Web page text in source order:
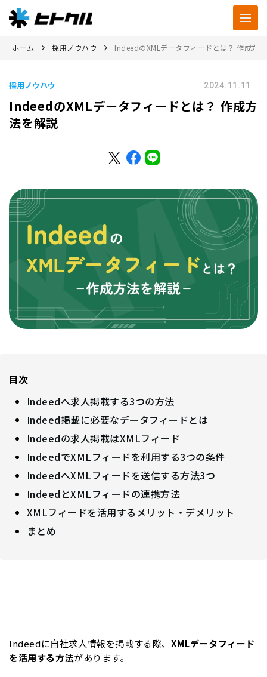
ホーム 採用ノウハウ IndeedのXMLデータフィードとは？ 作成方
採用ノウハウ 2024.11.11
IndeedのXMLデータフィードとは？ 作成方
法を解説
目次
Indeedへ求人掲載する3つの方法
Indeed掲載に必要なデータフィードとは
Indeedの求人掲載はXMLフィード
IndeedでXMLフィードを利用する3つの条件
IndeedへXMLフィードを送信する方法3つ
IndeedとXMLフィードの連携方法
XMLフィードを活用するメリット・デメリット
まとめ
Indeedに自社求人情報を掲載する際、 XMLデータフィード
を活用する方法があります。